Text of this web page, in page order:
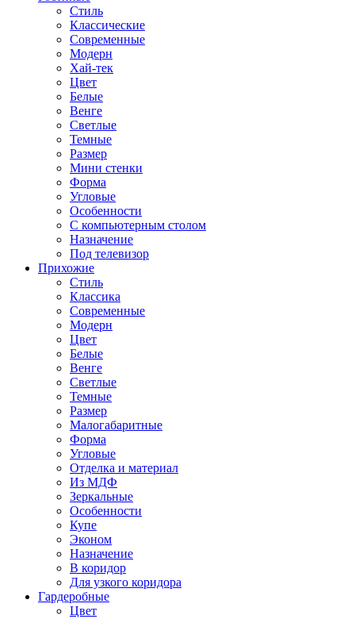
Стиль
Классические
Современные
Модерн
Хай-тек
Цвет
Белые
Венге
Светлые
Темные
Размер
Мини стенки
Форма
Угловые
Особенности
С компьютерным столом
Назначение
Под телевизор
Прихожие
Стиль
Классика
Современные
Модерн
Цвет
Белые
Венге
Светлые
Темные
Размер
Малогабаритные
Форма
Угловые
Отделка и материал
Из МДФ
Зеркальные
Особенности
Купе
Эконом
Назначение
В коридор
Для узкого коридора
Гардеробные
Цвет